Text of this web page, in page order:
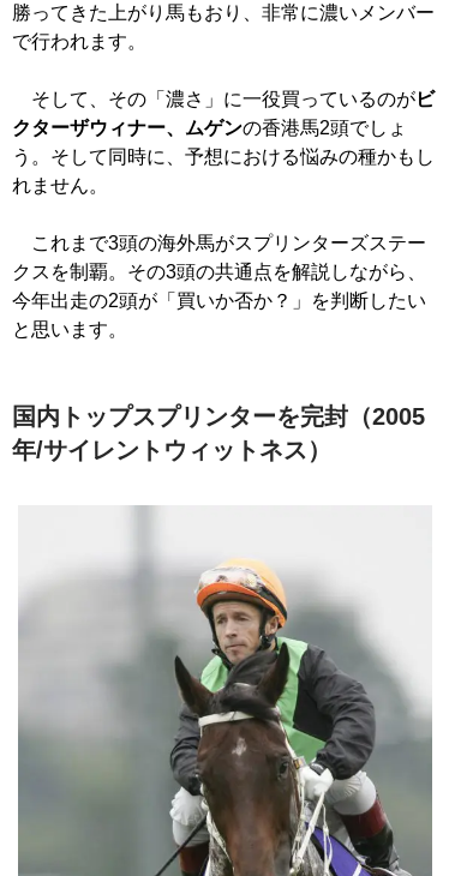
勝ってきた上がり馬もおり、非常に濃いメンバー
で行われます。
そして、その「濃さ」に一役買っているのがビ
クターザウィナー、ムゲンの香港馬2頭でしょ
う。そして同時に、予想における悩みの種かもし
れません。
これまで3頭の海外馬がスプリンターズステー
クスを制覇。その3頭の共通点を解説しながら、
今年出走の2頭が「買いか否か？」を判断したい
と思います。
国内トップスプリンターを完封（2005
年/サイレントウィットネス）